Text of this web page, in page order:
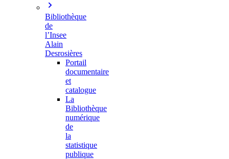
Bibliothèque
de
l’Insee
Alain
Desrosières
Portail
documentaire
et
catalogue
La
Bibliothèque
numérique
de
la
statistique
publique